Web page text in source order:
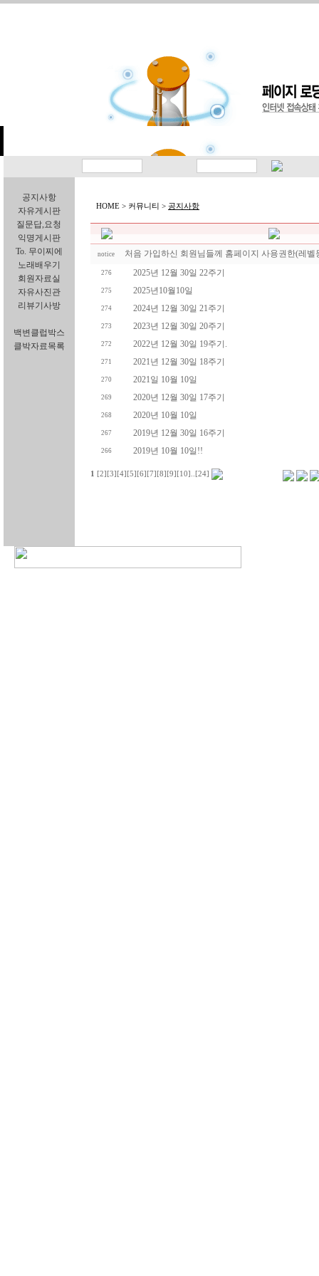
공지사항
자유게시판
질문답,요청
익명게시판
To. 무이찌에
노래배우기
회원자료실
자유사진관
리뷰기사방
백변클럽박스
클박자료목록
HOME > 커뮤니티 > 공지사항
notice 처음 가입하신 회원님들께 홈페이지 사용권한(레벨
276 2025년 12월 30일 22주기
275 2025년10월10일
274 2024년 12월 30일 21주기
273 2023년 12월 30일 20주기
272 2022년 12월 30일 19주기.
271 2021년 12월 30일 18주기
270 2021일 10월 10일
269 2020년 12월 30일 17주기
268 2020년 10월 10일
267 2019년 12월 30일 16주기
266 2019년 10월 10일!!
1 [2] [3] [4] [5] [6] [7] [8] [9] [10] [24]